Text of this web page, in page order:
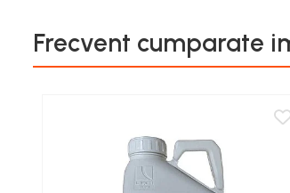
Electrocasnice
Aspiratoare si aparate de spalat
Frecvent cumparate